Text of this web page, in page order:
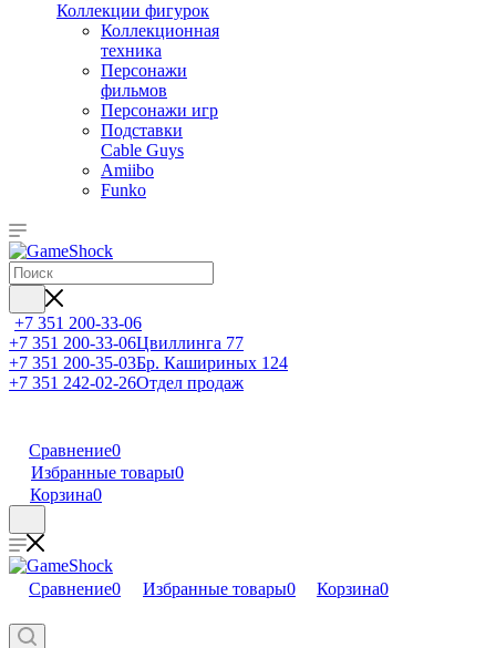
Коллекции фигурок
Коллекционная
техника
Персонажи
фильмов
Персонажи игр
Подставки
Cable Guys
Amiibo
Funko
+7 351 200-33-06
+7 351 200-33-06Цвиллинга 77
+7 351 200-35-03Бр. Кашириных 124
+7 351 242-02-26Отдел продаж
Сравнение0
Избранные товары0
Корзина0
Сравнение0 Избранные товары0 Корзина0